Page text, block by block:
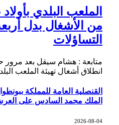
الملعب البلدي
من الأشغال بدل
التساؤلات
متابعة : هشام سيقل بعد مرور
انطلاق أشغال تهيئة الملعب
الملك محمد السادس على
2026-08-04